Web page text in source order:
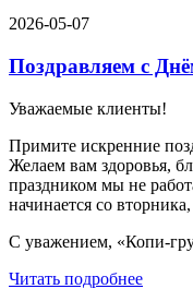
2026-05-07
Поздравляем с
Уважаемые клиенты!
Примите искренние
Желаем вам здоровья,
праздником мы не
начинается со
С уважением, «Копи-
Читать подробнее